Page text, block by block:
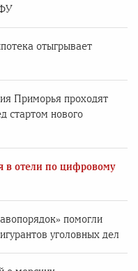
отыгрывает
Приморья проходят
стартом нового
в отели по цифровому
помогли
уголовных дел